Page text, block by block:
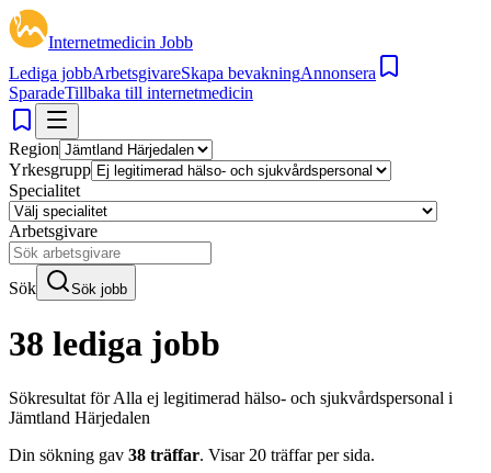
Internetmedicin Jobb
Lediga jobbArbetsgivareSkapa bevakningAnnonsera
SparadeTillbaka till internetmedicin
Region
Yrkesgrupp
Specialitet
Arbetsgivare
Sök Sök jobb
38 lediga jobb
Sökresultat förAlla ej legitimerad hälso- och sjukvårdspersonal i
Jämtland Härjedalen
Din sökning gav 38 träffar. Visar 20 träffar per sida.